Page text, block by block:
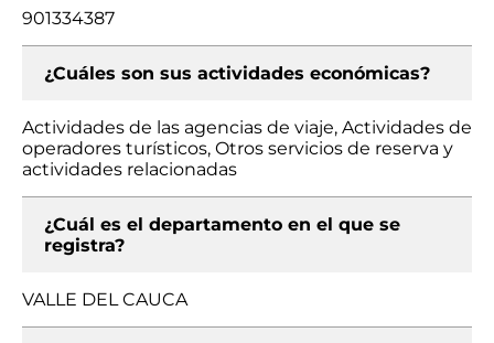
901334387
¿Cuáles son sus actividades económicas?
Actividades de las agencias de viaje, Actividades de
operadores turísticos, Otros servicios de reserva y
actividades relacionadas
¿Cuál es el departamento en el que se
registra?
VALLE DEL CAUCA